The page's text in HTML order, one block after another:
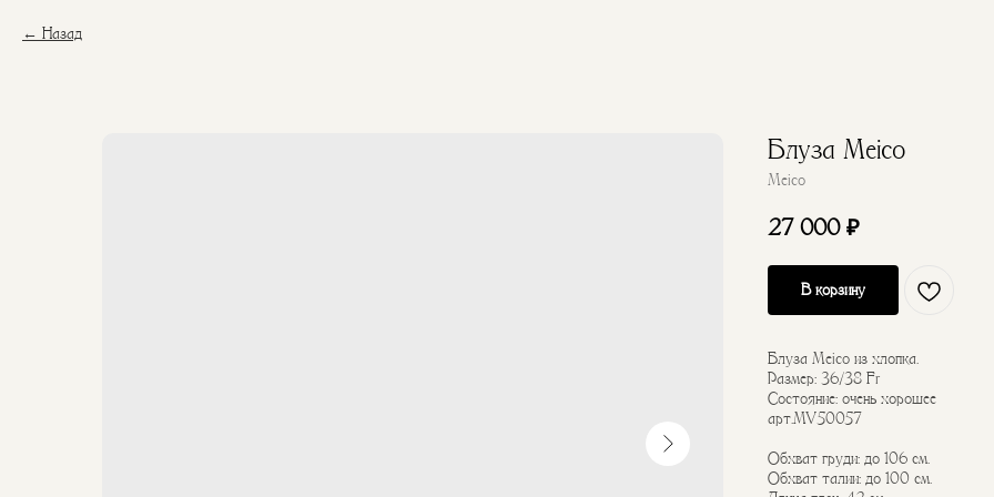
Назад
Блуза Meico
Meico
27 000 ₽
В корзину
Блуза Meico из хлопка.
Размер: 36/38 Fr
Состояние: очень хорошее
арт.MV50057
Обхват груди: до 106 см.
Обхват талии: до 100 см.